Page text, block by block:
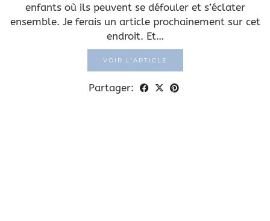
enfants où ils peuvent se défouler et s’éclater
ensemble. Je ferais un article prochainement sur cet
endroit. Et…
VOIR L’ARTICLE
Partager: